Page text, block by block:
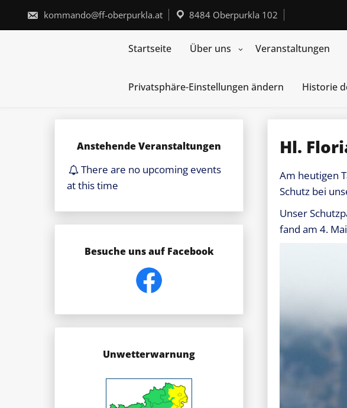
content
kommando@ff-oberpurkla.at 8484 Oberpurkla 102
Startseite Über uns Veranstaltungen
Privatsphäre-Einstellungen ändern Historie
Hl.
Am heutigen
Schutz bei
Unser
fand am 4.
Anstehende Veranstaltungen
There are no upcoming events
at this time
Besuche uns auf Facebook
Unwetterwarnung